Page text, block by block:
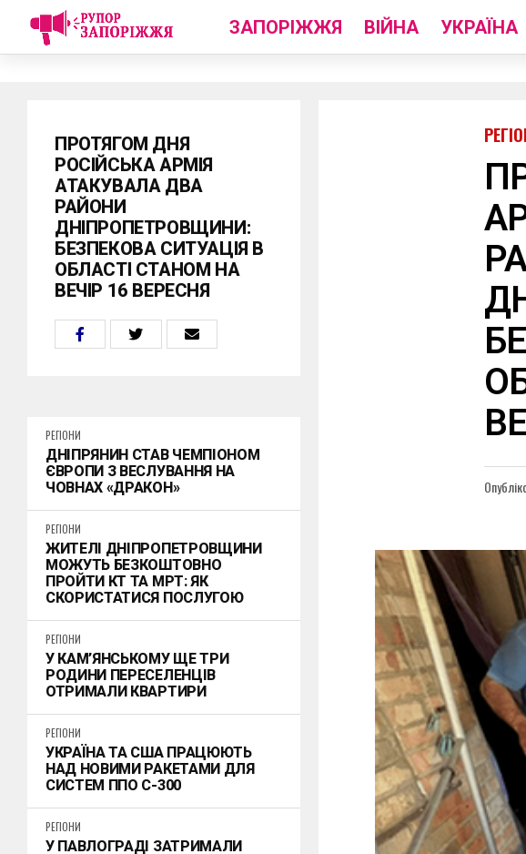
ЗАПОРІЖЖЯ ВІЙНА УКРАЇНА
ПРОТЯГОМ ДНЯ
РОСІЙСЬКА АРМІЯ
АТАКУВАЛА ДВА
РАЙОНИ
ДНІПРОПЕТРОВЩИНИ:
БЕЗПЕКОВА СИТУАЦІЯ В
ОБЛАСТІ СТАНОМ НА
ВЕЧІР 16 ВЕРЕСНЯ
РЕГІОНИ
ДНІПРЯНИН СТАВ ЧЕМПІОНОМ
ЄВРОПИ З ВЕСЛУВАННЯ НА
ЧОВНАХ «ДРАКОН»
РЕГІОНИ
ЖИТЕЛІ ДНІПРОПЕТРОВЩИНИ
МОЖУТЬ БЕЗКОШТОВНО
ПРОЙТИ КТ ТА МРТ: ЯК
СКОРИСТАТИСЯ ПОСЛУГОЮ
РЕГІОНИ
У КАМ’ЯНСЬКОМУ ЩЕ ТРИ
РОДИНИ ПЕРЕСЕЛЕНЦІВ
ОТРИМАЛИ КВАРТИРИ
РЕГІОНИ
УКРАЇНА ТА США ПРАЦЮЮТЬ
НАД НОВИМИ РАКЕТАМИ ДЛЯ
СИСТЕМ ППО С-300
РЕГІОНИ
У ПАВЛОГРАДІ ЗАТРИМАЛИ